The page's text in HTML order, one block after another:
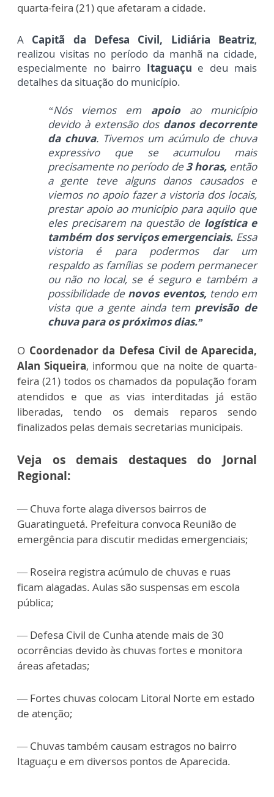
quarta-feira (21) que afetaram a cidade.
A Capitã da Defesa Civil, Lidiária Beatriz,
realizou visitas no período da manhã na cidade,
especialmente no bairro Itaguaçu e deu mais
detalhes da situação do município.
“Nós viemos em apoio ao município
devido à extensão dos danos decorrente
da chuva. Tivemos um acúmulo de chuva
expressivo que se acumulou mais
precisamente no período de 3 horas, então
a gente teve alguns danos causados e
viemos no apoio fazer a vistoria dos locais,
prestar apoio ao município para aquilo que
eles precisarem na questão de logística e
também dos serviços emergenciais. Essa
vistoria é para podermos dar um
respaldo as famílias se podem permanecer
ou não no local, se é seguro e também a
possibilidade de novos eventos, tendo em
vista que a gente ainda tem previsão de
chuva para os próximos dias.”
O Coordenador da Defesa Civil de Aparecida,
Alan Siqueira, informou que na noite de quarta-
feira (21) todos os chamados da população foram
atendidos e que as vias interditadas já estão
liberadas, tendo os demais reparos sendo
finalizados pelas demais secretarias municipais.
Veja os demais destaques do Jornal
Regional:
— Chuva forte alaga diversos bairros de
Guaratinguetá. Prefeitura convoca Reunião de
emergência para discutir medidas emergenciais;
— Roseira registra acúmulo de chuvas e ruas
ficam alagadas. Aulas são suspensas em escola
pública;
— Defesa Civil de Cunha atende mais de 30
ocorrências devido às chuvas fortes e monitora
áreas afetadas;
— Fortes chuvas colocam Litoral Norte em estado
de atenção;
— Chuvas também causam estragos no bairro
Itaguaçu e em diversos pontos de Aparecida.